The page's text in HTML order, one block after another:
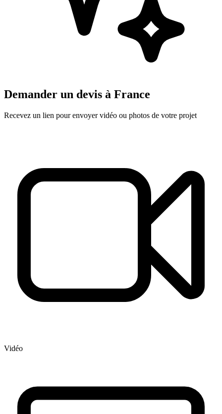
Demander un devis à France
Recevez un lien pour envoyer vidéo ou photos de votre projet
Vidéo